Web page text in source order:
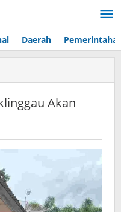
Daerah
Akan